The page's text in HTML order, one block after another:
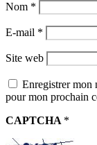
Nom *
E-mail *
Site web
Enregistrer mon
pour mon prochain
CAPTCHA *